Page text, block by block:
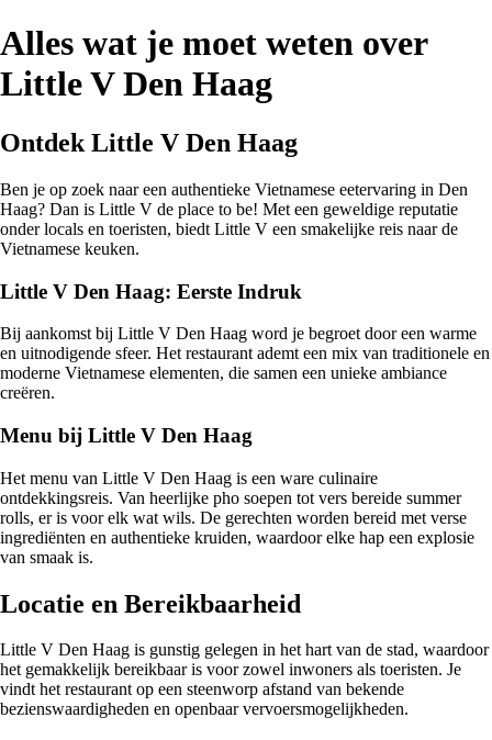
Alles wat je moet weten over
Little V Den Haag
Ontdek Little V Den Haag
Ben je op zoek naar een authentieke Vietnamese eetervaring in Den
Haag? Dan is Little V de place to be! Met een geweldige reputatie
onder locals en toeristen, biedt Little V een smakelijke reis naar de
Vietnamese keuken.
Little V Den Haag: Eerste Indruk
Bij aankomst bij Little V Den Haag word je begroet door een warme
en uitnodigende sfeer. Het restaurant ademt een mix van traditionele en
moderne Vietnamese elementen, die samen een unieke ambiance
creëren.
Menu bij Little V Den Haag
Het menu van Little V Den Haag is een ware culinaire
ontdekkingsreis. Van heerlijke pho soepen tot vers bereide summer
rolls, er is voor elk wat wils. De gerechten worden bereid met verse
ingrediënten en authentieke kruiden, waardoor elke hap een explosie
van smaak is.
Locatie en Bereikbaarheid
Little V Den Haag is gunstig gelegen in het hart van de stad, waardoor
het gemakkelijk bereikbaar is voor zowel inwoners als toeristen. Je
vindt het restaurant op een steenworp afstand van bekende
bezienswaardigheden en openbaar vervoersmogelijkheden.